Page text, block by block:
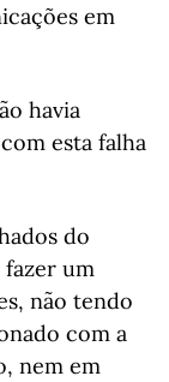
em
havia
esta falha
do
fazer um
não tendo
com a
nem em